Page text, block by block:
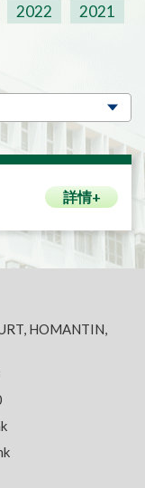
2022
2021
詳情+
HOMANTIN,